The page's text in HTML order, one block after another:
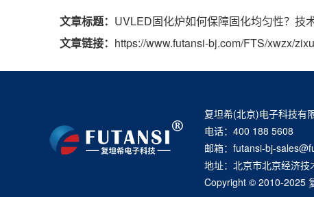
文章标题： UVLED固化炉如何保障固化均匀性？技
文章链接： https://www.futansi-bj.com/FTS/xwzx/
复坦希(北京)电子科技有
电话：400 188 5608
邮箱：futansi-bj-
地址：北京市北京经济
Copyright © 2010-2025